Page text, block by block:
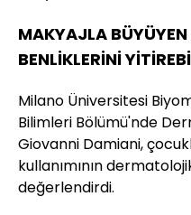
MAKYAJLA
BENLİKLERİNİ
Milano Üniversitesi
Bilimleri Bölümü'nde
Giovanni Damiani,
kullanımının
değerlendirdi.